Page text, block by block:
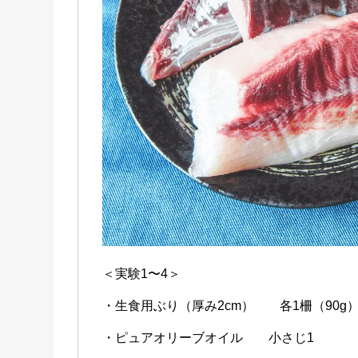
＜実験1〜4＞
・生食用ぶり（厚み2cm） 各1柵（90g
・ピュアオリーブオイル 小さじ1